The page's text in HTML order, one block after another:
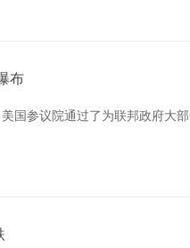
布
国参议院通过了为联邦政府大